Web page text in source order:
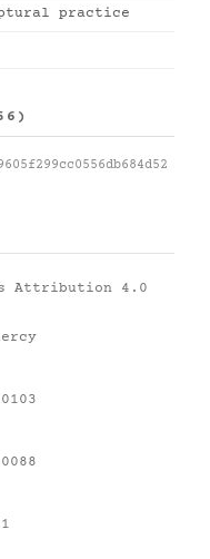
practice
Attribution 4.0